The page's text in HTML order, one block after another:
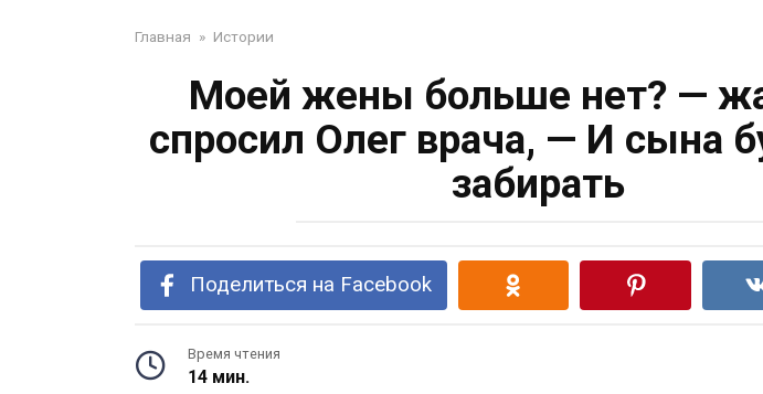
Главная » Истории
Моей жены больше нет? —
спросил Олег врача, — И сына
забирать
Поделиться на Facebook
Время чтения
14 мин.